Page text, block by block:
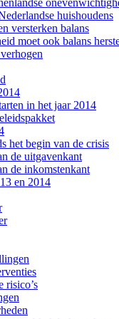
huishoudens
versterken balans
moet ook balans
in het jaar 2014
het begin van de crisis
de uitgavenkant
de inkomstenkant
en 2014
risico’s